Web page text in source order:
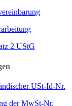
2 UStG
USt-Id-Nr.
der MwSt-Nr.